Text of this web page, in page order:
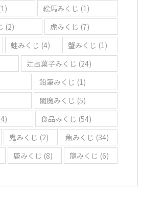
絵馬みくじ (1)
(2) 虎みくじ (7)
蛙みくじ (4) 蟹みくじ (1)
辻占菓子みくじ (24)
鉛筆みくじ (1)
閻魔みくじ (5)
食品みくじ (54)
鬼みくじ (2) 魚みくじ (34)
鹿みくじ (8) 龍みくじ (6)